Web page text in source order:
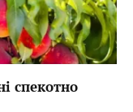
спекотно